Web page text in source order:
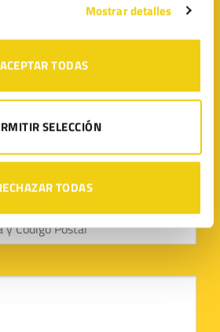
Mostrar detalles
ACEPTAR TODAS
SELECCIÓN
TODAS